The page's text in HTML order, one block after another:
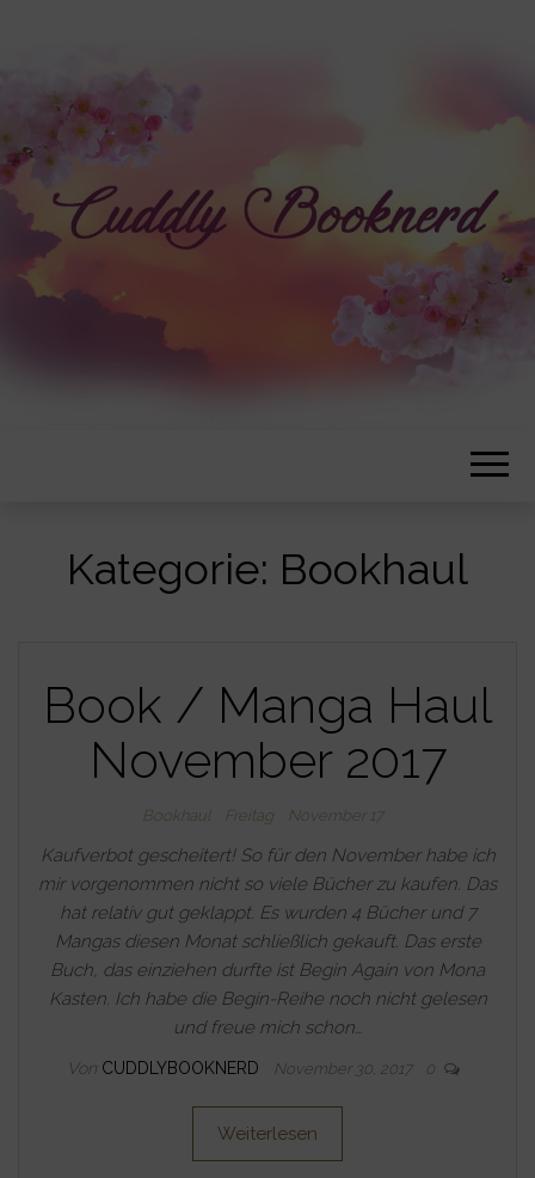
Kategorie: Bookhaul
Book / Manga Haul
November 2017
Bookhaul Freitag November 17
Kaufverbot gescheitert! So für den November habe ich
mir vorgenommen nicht so viele Bücher zu kaufen. Das
hat relativ gut geklappt. Es wurden 4 Bücher und 7
Mangas diesen Monat schließlich gekauft. Das erste
Buch, das einziehen durfte ist Begin Again von Mona
Kasten. Ich habe die Begin-Reihe noch nicht gelesen
und freue mich schon…
Von CUDDLYBOOKNERD November 30, 2017 0
Weiterlesen